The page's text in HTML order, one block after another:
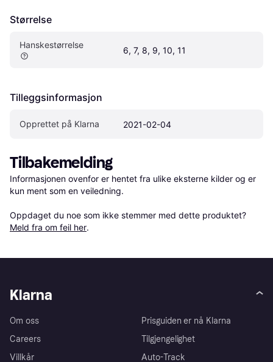
Størrelse
Hanskestørrelse
6, 7, 8, 9, 10, 11
Tilleggsinformasjon
Opprettet på Klarna 2021-02-04
Tilbakemelding
Informasjonen ovenfor er hentet fra ulike eksterne kilder og er
kun ment som en veiledning.
Oppdaget du noe som ikke stemmer med dette produktet?
Meld fra om feil her.
Klarna
Om oss
Careers
Villkår
Prisguiden er nå Klarna
Tilgjengelighet
Auto-Track